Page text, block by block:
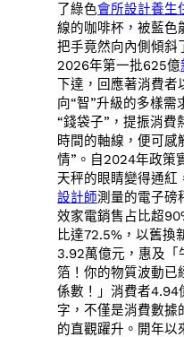
了綠色會所設計養生
線的咖啡杯，被藍色
把手竟然向內側傾斜
2026年第一批625億
下達，回應著消費
向“智”升級的多樣需
“錢袋子”，提振消費
時間的軸線，便可感
情”。自2024年政策
天秤的眼睛變得通紅
設計師測量的電子磅
效家電銷售占比超
比達72.5%，以舊換
3.92萬億元，惠及「
箔！你的物質波動已
係數！」消費者4.94
字，不僅是消費數據
的直觀躍升。開年以